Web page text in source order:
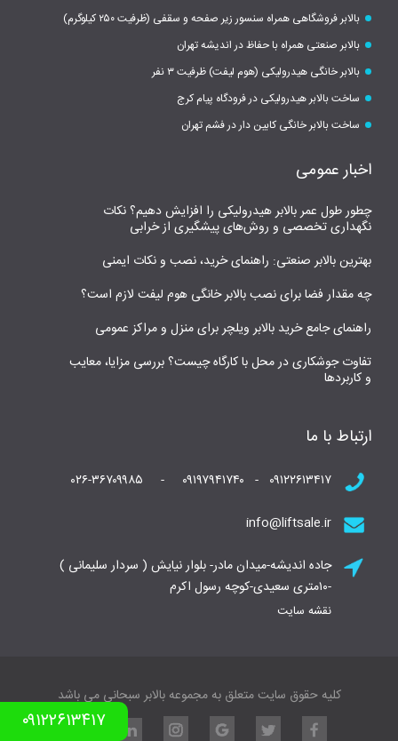
بالابر فروشگاهی همراه سنسور زیر صفحه و سقفی (ظرفیت ۲۵۰ کیلوگرم)
بالابر صنعتی همراه با حفاظ در اندیشه تهران
بالابر خانگی هیدرولیکی (هوم لیفت) ظرفیت ۳ نفر
ساخت بالابر هیدرولیکی در فرودگاه پیام کرج
ساخت بالابر خانگی کابین دار در فشم تهران
اخبار عمومی
چطور طول عمر بالابر هیدرولیکی را افزایش دهیم؟ نکات
نگهداری تخصصی و روش‌های پیشگیری از خرابی
بهترین بالابر صنعتی: راهنمای خرید، نصب و نکات ایمنی
چه مقدار فضا برای نصب بالابر خانگی هوم لیفت لازم است؟
راهنمای جامع خرید بالابر ویلچر برای منزل و مراکز عمومی
تفاوت جوشکاری در محل با کارگاه چیست؟ بررسی مزایا، معایب
و کاربردها
ارتباط با ما
۰۹۱۲۲۶۱۳۴۱۷ - ۰۹۱۹۷۹۴۱۷۴۰ - ۰۲۶-۳۶۷۰۹۹۸۵
info@liftsale.ir
جاده اندیشه-میدان مادر- بلوار نیایش ( سردار سلیمانی )
-۱۰متری سعیدی-کوچه رسول اکرم
نقشه سایت
۰۹۱۲۲۶۱۳۴۱۷
کلیه حقوق سایت متعلق به مجموعه بالابر سبحانی می باشد